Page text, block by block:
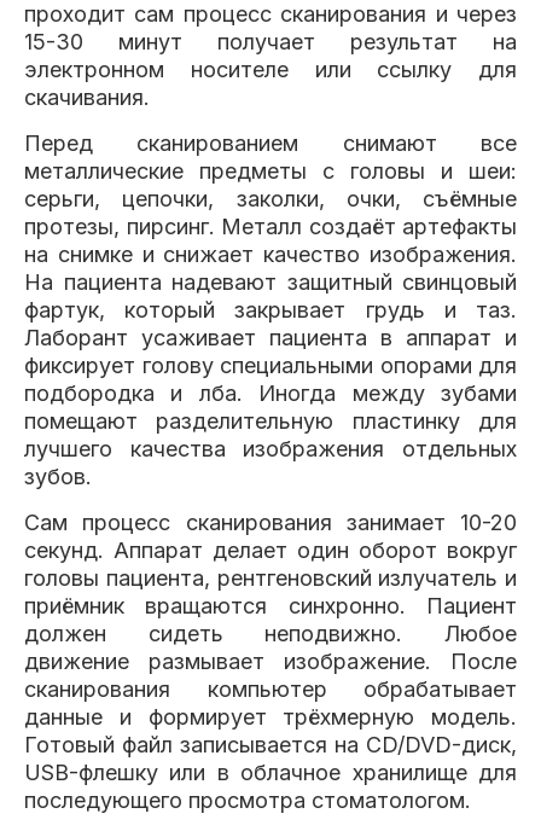
проходит сам процесс сканирования и через
15-30 минут получает результат на
электронном носителе или ссылку для
скачивания.
Перед сканированием снимают все
металлические предметы с головы и шеи:
серьги, цепочки, заколки, очки, съёмные
протезы, пирсинг. Металл создаёт артефакты
на снимке и снижает качество изображения.
На пациента надевают защитный свинцовый
фартук, который закрывает грудь и таз.
Лаборант усаживает пациента в аппарат и
фиксирует голову специальными опорами для
подбородка и лба. Иногда между зубами
помещают разделительную пластинку для
лучшего качества изображения отдельных
зубов.
Сам процесс сканирования занимает 10-20
секунд. Аппарат делает один оборот вокруг
головы пациента, рентгеновский излучатель и
приёмник вращаются синхронно. Пациент
должен сидеть неподвижно. Любое
движение размывает изображение. После
сканирования компьютер обрабатывает
данные и формирует трёхмерную модель.
Готовый файл записывается на CD/DVD-диск,
USB-флешку или в облачное хранилище для
последующего просмотра стоматологом.